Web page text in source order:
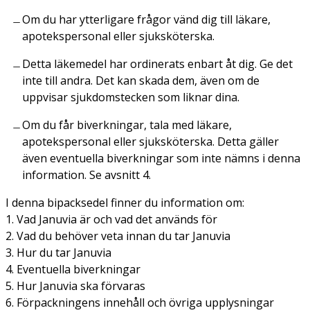
Om du har ytterligare frågor vänd dig till läkare,
apotekspersonal eller sjuksköterska.
Detta läkemedel har ordinerats enbart åt dig. Ge det
inte till andra. Det kan skada dem, även om de
uppvisar sjukdomstecken som liknar dina.
Om du får biverkningar, tala med läkare,
apotekspersonal eller sjuksköterska. Detta gäller
även eventuella biverkningar som inte nämns i denna
information. Se avsnitt 4.
I denna bipacksedel finner du information om:
1. Vad Januvia är och vad det används för
2. Vad du behöver veta innan du tar Januvia
3. Hur du tar Januvia
4. Eventuella biverkningar
5. Hur Januvia ska förvaras
6. Förpackningens innehåll och övriga upplysningar